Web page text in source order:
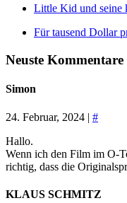
Little Kid und seine
Für tausend Dollar
Neuste Kommentare
Simon
24. Februar, 2024 | #
Hallo.
Wenn ich den Film im O-
richtig, dass die
KLAUS SCHMITZ